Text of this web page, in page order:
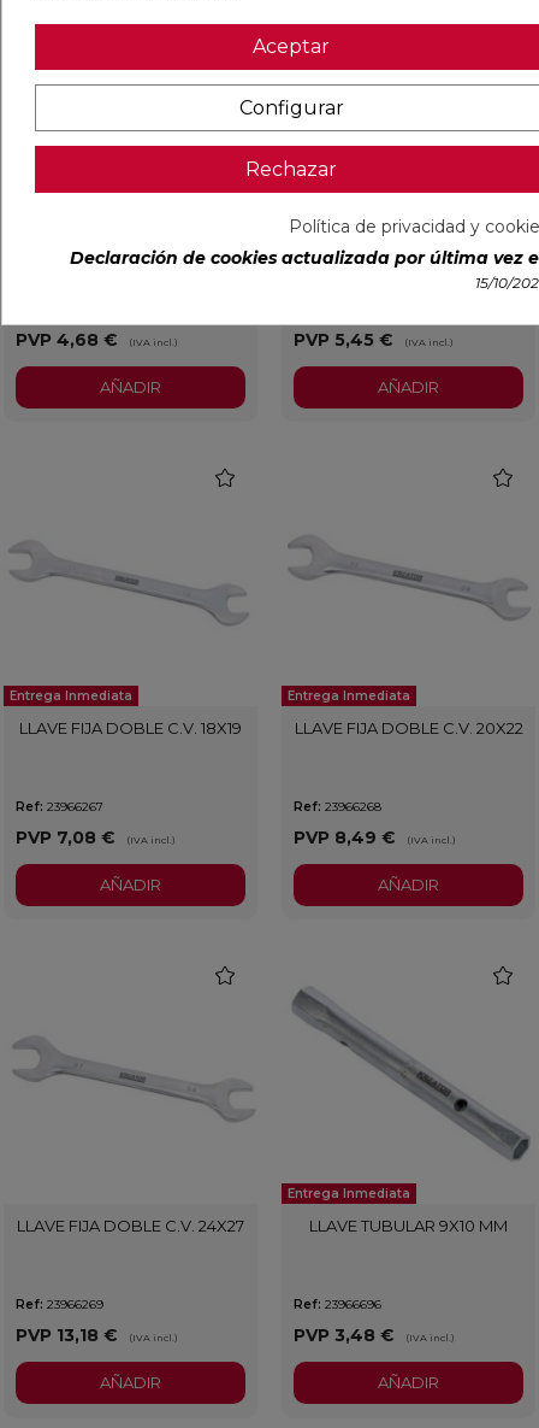
PVP 4,68 € (IVA incl.)
AÑADIR
LLAVE FIJA DOBLE C.V. 16X17
PVP 5,45 € (IVA incl.)
AÑADIR
Entrega Inmediata
LLAVE FIJA DOBLE C.V. 18X19
Ref: 23966267
PVP 7,08 € (IVA incl.)
AÑADIR
Entrega Inmediata
LLAVE FIJA DOBLE C.V. 20X22
Ref: 23966268
PVP 8,49 € (IVA incl.)
AÑADIR
LLAVE FIJA DOBLE C.V. 24X27
Ref: 23966269
PVP 13,18 € (IVA incl.)
AÑADIR
Entrega Inmediata
LLAVE TUBULAR 9X10 MM
Ref: 23966696
PVP 3,48 € (IVA incl.)
AÑADIR
Aceptar
Configurar
Rechazar
Política de privacidad y
Declaración de cookies actualizada por última vez
15/10/